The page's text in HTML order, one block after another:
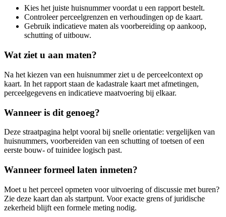
Kies het juiste huisnummer voordat u een rapport bestelt.
Controleer perceelgrenzen en verhoudingen op de kaart.
Gebruik indicatieve maten als voorbereiding op aankoop,
schutting of uitbouw.
Wat ziet u aan maten?
Na het kiezen van een huisnummer ziet u de perceelcontext op
kaart. In het rapport staan de kadastrale kaart met afmetingen,
perceelgegevens en indicatieve maatvoering bij elkaar.
Wanneer is dit genoeg?
Deze straatpagina helpt vooral bij snelle orientatie: vergelijken van
huisnummers, voorbereiden van een schutting of toetsen of een
eerste bouw- of tuinidee logisch past.
Wanneer formeel laten inmeten?
Moet u het perceel opmeten voor uitvoering of discussie met buren?
Zie deze kaart dan als startpunt. Voor exacte grens of juridische
zekerheid blijft een formele meting nodig.